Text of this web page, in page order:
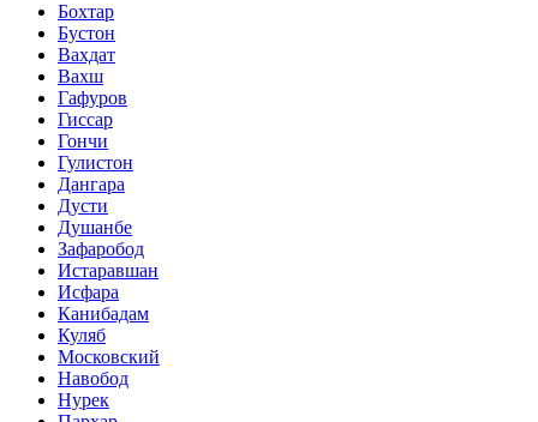
Бохтар
Бустон
Вахдат
Вахш
Гафуров
Гиссар
Гончи
Гулистон
Дангара
Дусти
Душанбе
Зафаробод
Истаравшан
Исфара
Канибадам
Куляб
Московский
Навобод
Нурек